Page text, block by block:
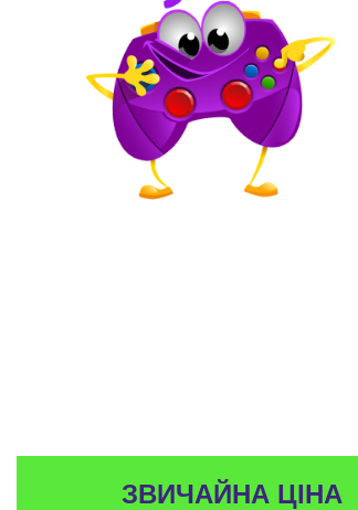
ЗВИЧАЙНА ЦІНА